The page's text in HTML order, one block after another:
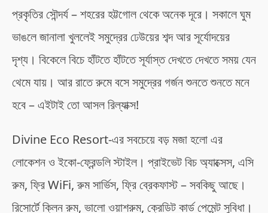
প্রকৃতির সৌন্দর্য – শহরের হট্টগোল থেকে অনেক দূরে। সকালে ঘুম
ভাঙলে জানালা খুললেই সমুদ্রের ঢেউয়ের শব্দ আর সূর্যোদয়ের
দৃশ্য। বিকেলে বিচে হাঁটতে হাঁটতে সূর্যাস্ত দেখতে দেখতে সময় যেন
থেমে যায়। আর রাতে রুমে বসে সমুদ্রের গর্জন শুনতে শুনতে মনে
হবে – এইটাই তো আসল রিল্যাক্স!
Divine Eco Resort-এর সবচেয়ে বড় মজা হলো এর
লোকেশন ও ইকো-ফ্রেন্ডলি স্টাইল। প্রাইভেট বিচ অ্যাক্সেস, এসি
রুম, ফ্রি WiFi, রুম সার্ভিস, ফ্রি ব্রেকফাস্ট – সবকিছু আছে।
রিসোর্টে ক্লিন রুম, ভালো ওয়াশরুম, ক্রেডিট কার্ড পেমেন্ট সুবিধা।